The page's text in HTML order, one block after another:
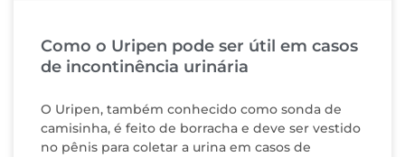
Como o Uripen pode ser útil em casos
de incontinência urinária
O Uripen, também conhecido como sonda de
camisinha, é feito de borracha e deve ser vestido
no pênis para coletar a urina em casos de